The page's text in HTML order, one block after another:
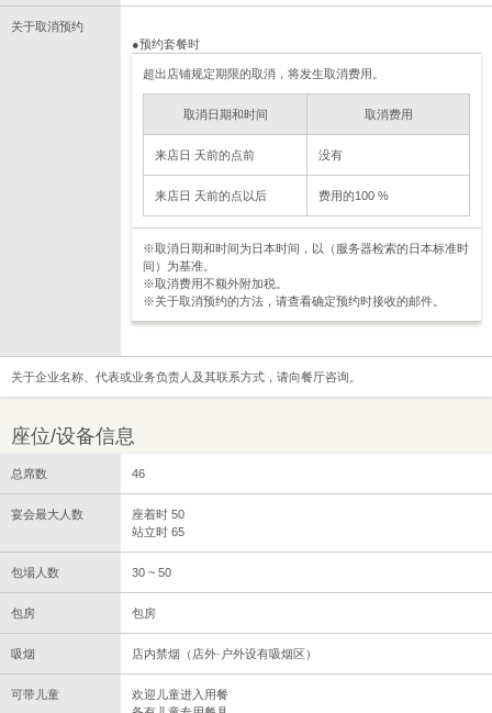
关于取消预约
●预约套餐时
超出店铺规定期限的取消，将发生取消费用。
取消日期和时间 取消费用
来店日 天前的点前 没有
来店日 天前的点以后 费用的100 %
※取消日期和时间为日本时间，以（服务器检索的日本标准时
间）为基准。
※取消费用不额外附加税。
※关于取消预约的方法，请查看确定预约时接收的邮件。
关于企业名称、代表或业务负责人及其联系方式，请向餐厅咨询。
座位/设备信息
总席数 46
宴会最大人数
座着时 50
站立时 65
包場人数 30 ~ 50
包房 包房
吸烟 店内禁烟（店外·户外设有吸烟区）
可带儿童
欢迎儿童进入用餐